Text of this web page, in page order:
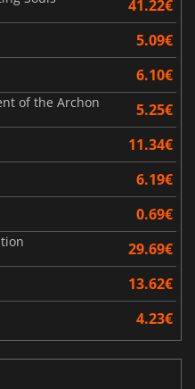
41.22€
5.09€
6.10€
of the Archon 5.25€
11.34€
6.19€
0.69€
29.69€
13.62€
4.23€